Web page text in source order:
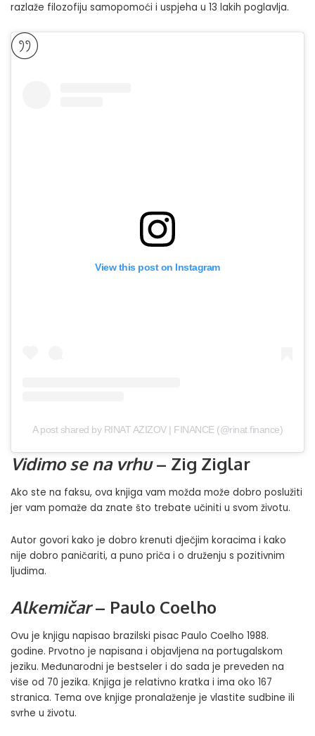
razlaže filozofiju samopomoći i uspjeha u 13 lakih poglavlja.
View this post on Instagram
A post shared by RINAT AZIZOV | FINANCE (@rinat.finance)
Vidimo se na vrhu– Zig Ziglar
Ako ste na faksu, ova knjiga vam možda može dobro poslužiti
jer vam pomaže da znate što trebate učiniti u svom životu.
Autor govori kako je dobro krenuti dječjim koracima i kako
nije dobro paničariti, a puno priča i o druženju s pozitivnim
ljudima.
Alkemičar– Paulo Coelho
Ovu je knjigu napisao brazilski pisac Paulo Coelho 1988.
godine. Prvotno je napisana i objavljena na portugalskom
jeziku. Međunarodni je bestseler i do sada je preveden na
više od 70 jezika. Knjiga je relativno kratka i ima oko 167
stranica. Tema ove knjige pronalaženje je vlastite sudbine ili
svrhe u životu.